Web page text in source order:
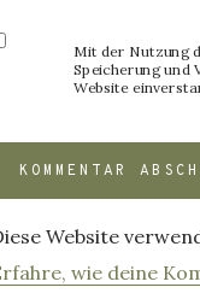
Mit der Nutzung
Speicherung und
Website
Website
wie deine